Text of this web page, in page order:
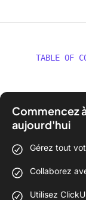
TABLE OF
Commencez
aujourd'hui
Gérez tout
Collaborez
Utilisez